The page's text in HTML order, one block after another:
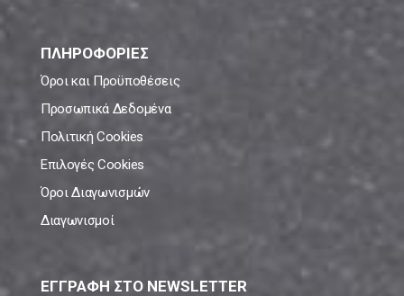
ΠΛΗΡΟΦΟΡΙΕΣ
Όροι και Προϋποθέσεις
Προσωπικά Δεδομένα
Πολιτική Cookies
Επιλογές Cookies
Όροι Διαγωνισμών
Διαγωνισμοί
ΕΓΓΡΑΦΗ ΣΤΟ NEWSLETTER